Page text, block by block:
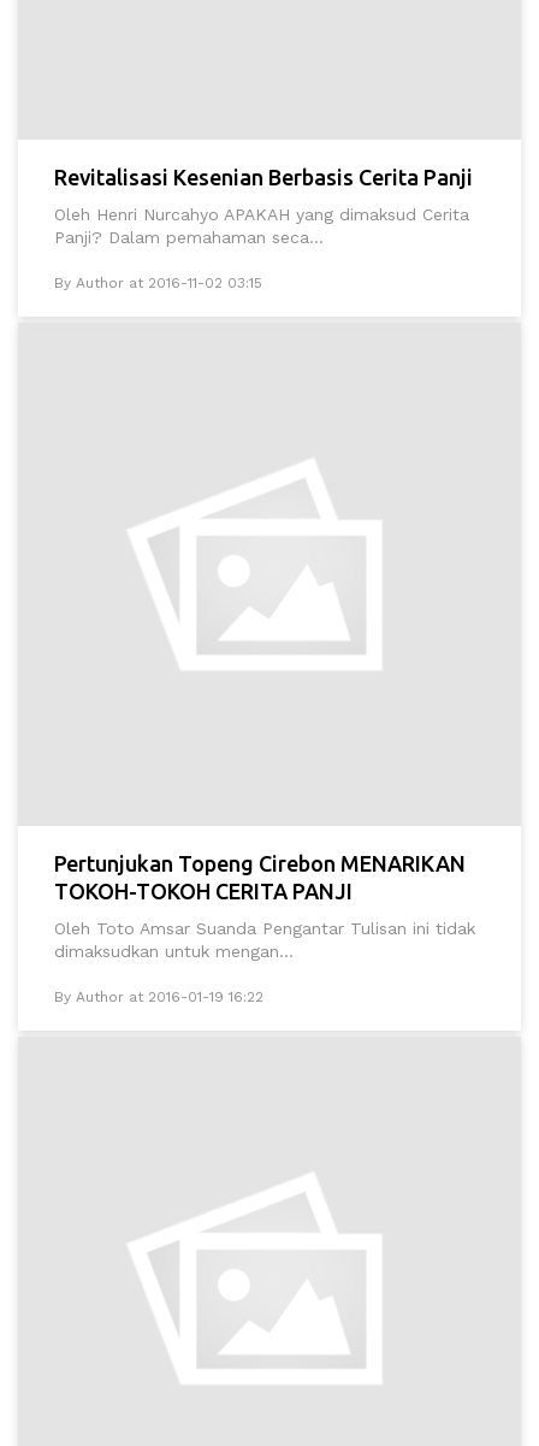
Revitalisasi Kesenian Berbasis Cerita Panji
Oleh Henri Nurcahyo APAKAH yang dimaksud Cerita
Panji? Dalam pemahaman seca...
By Author at 2016-11-02 03:15
Pertunjukan Topeng Cirebon MENARIKAN
TOKOH-TOKOH CERITA PANJI
Oleh Toto Amsar Suanda Pengantar Tulisan ini tidak
dimaksudkan untuk mengan...
By Author at 2016-01-19 16:22